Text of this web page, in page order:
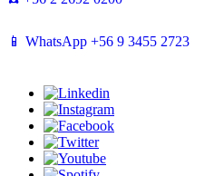
📱 WhatsApp +56 9 3455 2723